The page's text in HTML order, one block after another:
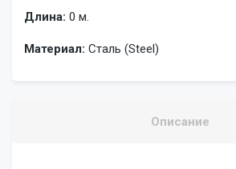
Длина: 0 м.
Материал: Сталь (Steel)
Описание